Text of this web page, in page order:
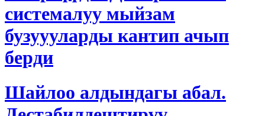
системалуу мыйзам
бузуууларды кантип ачып
берди
Шайлоо алдындагы абал.